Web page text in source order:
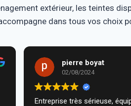
extérieur, les teintes
dans tous vos choix
pierre boyat
02/08/2024
Entreprise très sérieuse, équipes de